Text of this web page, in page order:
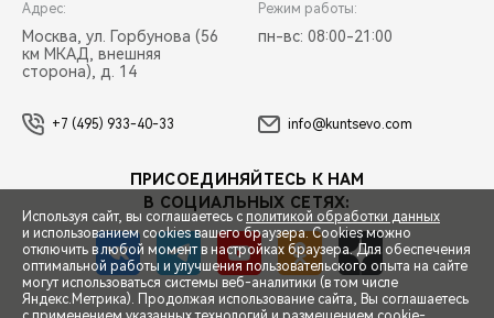
СПЕЦПРЕДЛОЖЕНИЯ
Адрес:
Москва, ул. Горбунова (56
км МКАД, внешняя
сторона), д. 14
Режим работы:
пн-вс: 08:00-21:00
+7 (495) 933-40-33 info@kuntsevo.com
ПРИСОЕДИНЯЙТЕСЬ К НАМ
В СОЦИАЛЬНЫХ СЕТЯХ:
Используя сайт, вы соглашаетесь с политикой обработки данных
и использованием cookies вашего браузера. Cookies можно
отключить в любой момент в настройках браузера. Для обеспечения
оптимальной работы и улучшения пользовательского опыта на сайте
могут использоваться системы веб-аналитики (в том числе
Яндекс.Метрика). Продолжая использование сайта, Вы соглашаетесь